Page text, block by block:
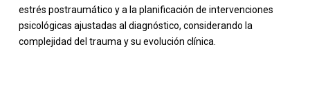
estrés postraumático y a la planificación de intervenciones
psicológicas ajustadas al diagnóstico, considerando la
complejidad del trauma y su evolución clínica.